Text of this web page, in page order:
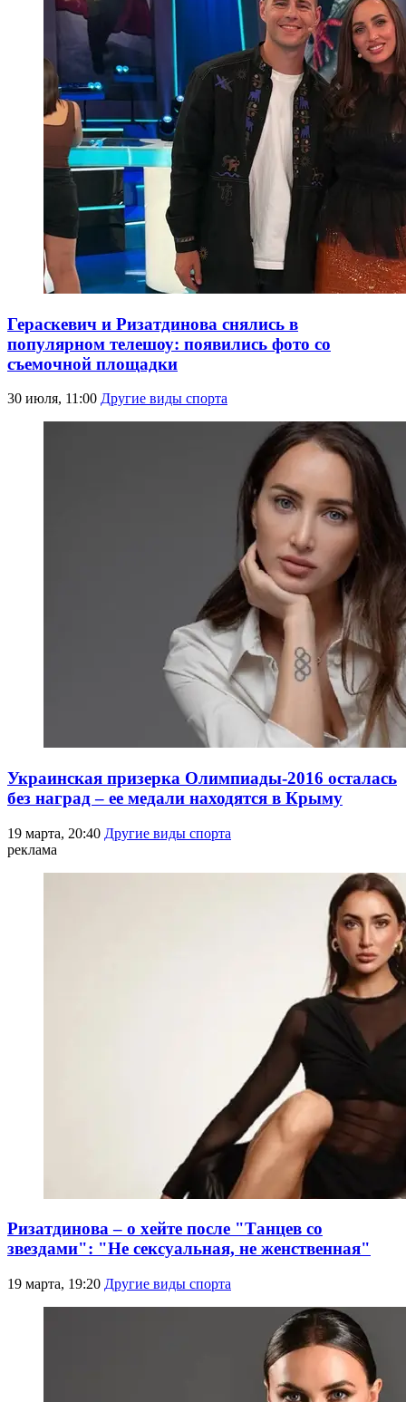
Гераскевич и Ризатдинова снялись в
популярном телешоу: появились фото со
съемочной площадки
30 июля, 11:00 Другие виды спорта
Украинская призерка Олимпиады-2016 осталась
без наград – ее медали находятся в Крыму
19 марта, 20:40 Другие виды спорта
реклама
Ризатдинова – о хейте после "Танцев со
звездами": "Не сексуальная, не женственная"
19 марта, 19:20 Другие виды спорта